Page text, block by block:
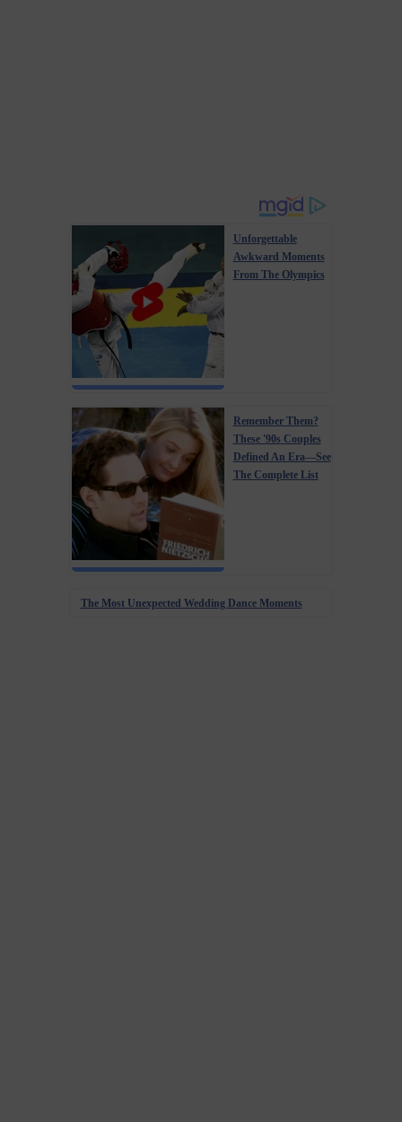
Unforgettable
Awkward Moments
From The Olympics
Remember Them?
These '90s Couples
Defined An Era—See
The Complete List
The Most Unexpected Wedding Dance Moments